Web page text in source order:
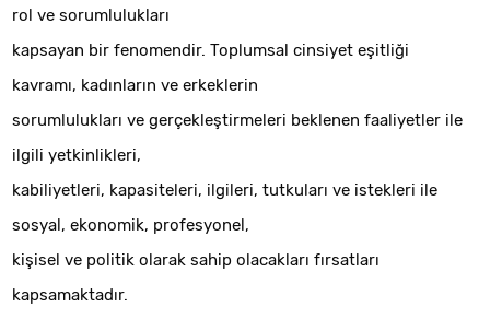
rol ve sorumlulukları
kapsayan bir fenomendir. Toplumsal cinsiyet eşitliği
kavramı, kadınların ve erkeklerin
sorumlulukları ve gerçekleştirmeleri beklenen faaliyetler ile
ilgili yetkinlikleri,
kabiliyetleri, kapasiteleri, ilgileri, tutkuları ve istekleri ile
sosyal, ekonomik, profesyonel,
kişisel ve politik olarak sahip olacakları fırsatları
kapsamaktadır.